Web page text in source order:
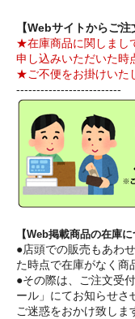
【Webサイトからご
★在庫商品に関しまし
申し込みいただいた時
★ご不便をお掛けいた
--------------------------
【Web掲載商品の在庫に
●店頭での販売もあわ
た時点で在庫がなく商
●その際は、ご注文受
ール」にてお知らせさ
ご迷惑をおかけ致しま